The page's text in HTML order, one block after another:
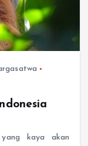
yang kaya akan